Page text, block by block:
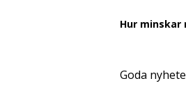
Hur minskar
Goda